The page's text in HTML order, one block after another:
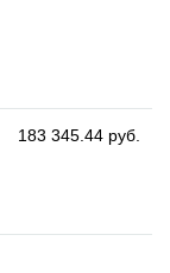
183 345.44 руб.